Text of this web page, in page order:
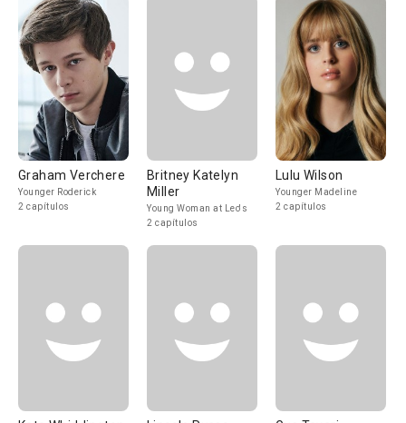
Graham Verchere
Younger Roderick
2 capítulos
Britney Katelyn
Miller
Young Woman at Leo's
2 capítulos
Lulu Wilson
Younger Madeline
2 capítulos